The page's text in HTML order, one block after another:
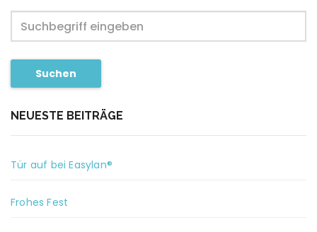
Suchen
NEUESTE BEITRÄGE
Tür auf bei Easylan®
Frohes Fest